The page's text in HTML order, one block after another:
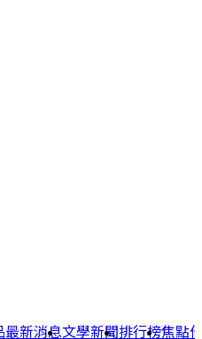
最新消息文學新聞排行榜焦點